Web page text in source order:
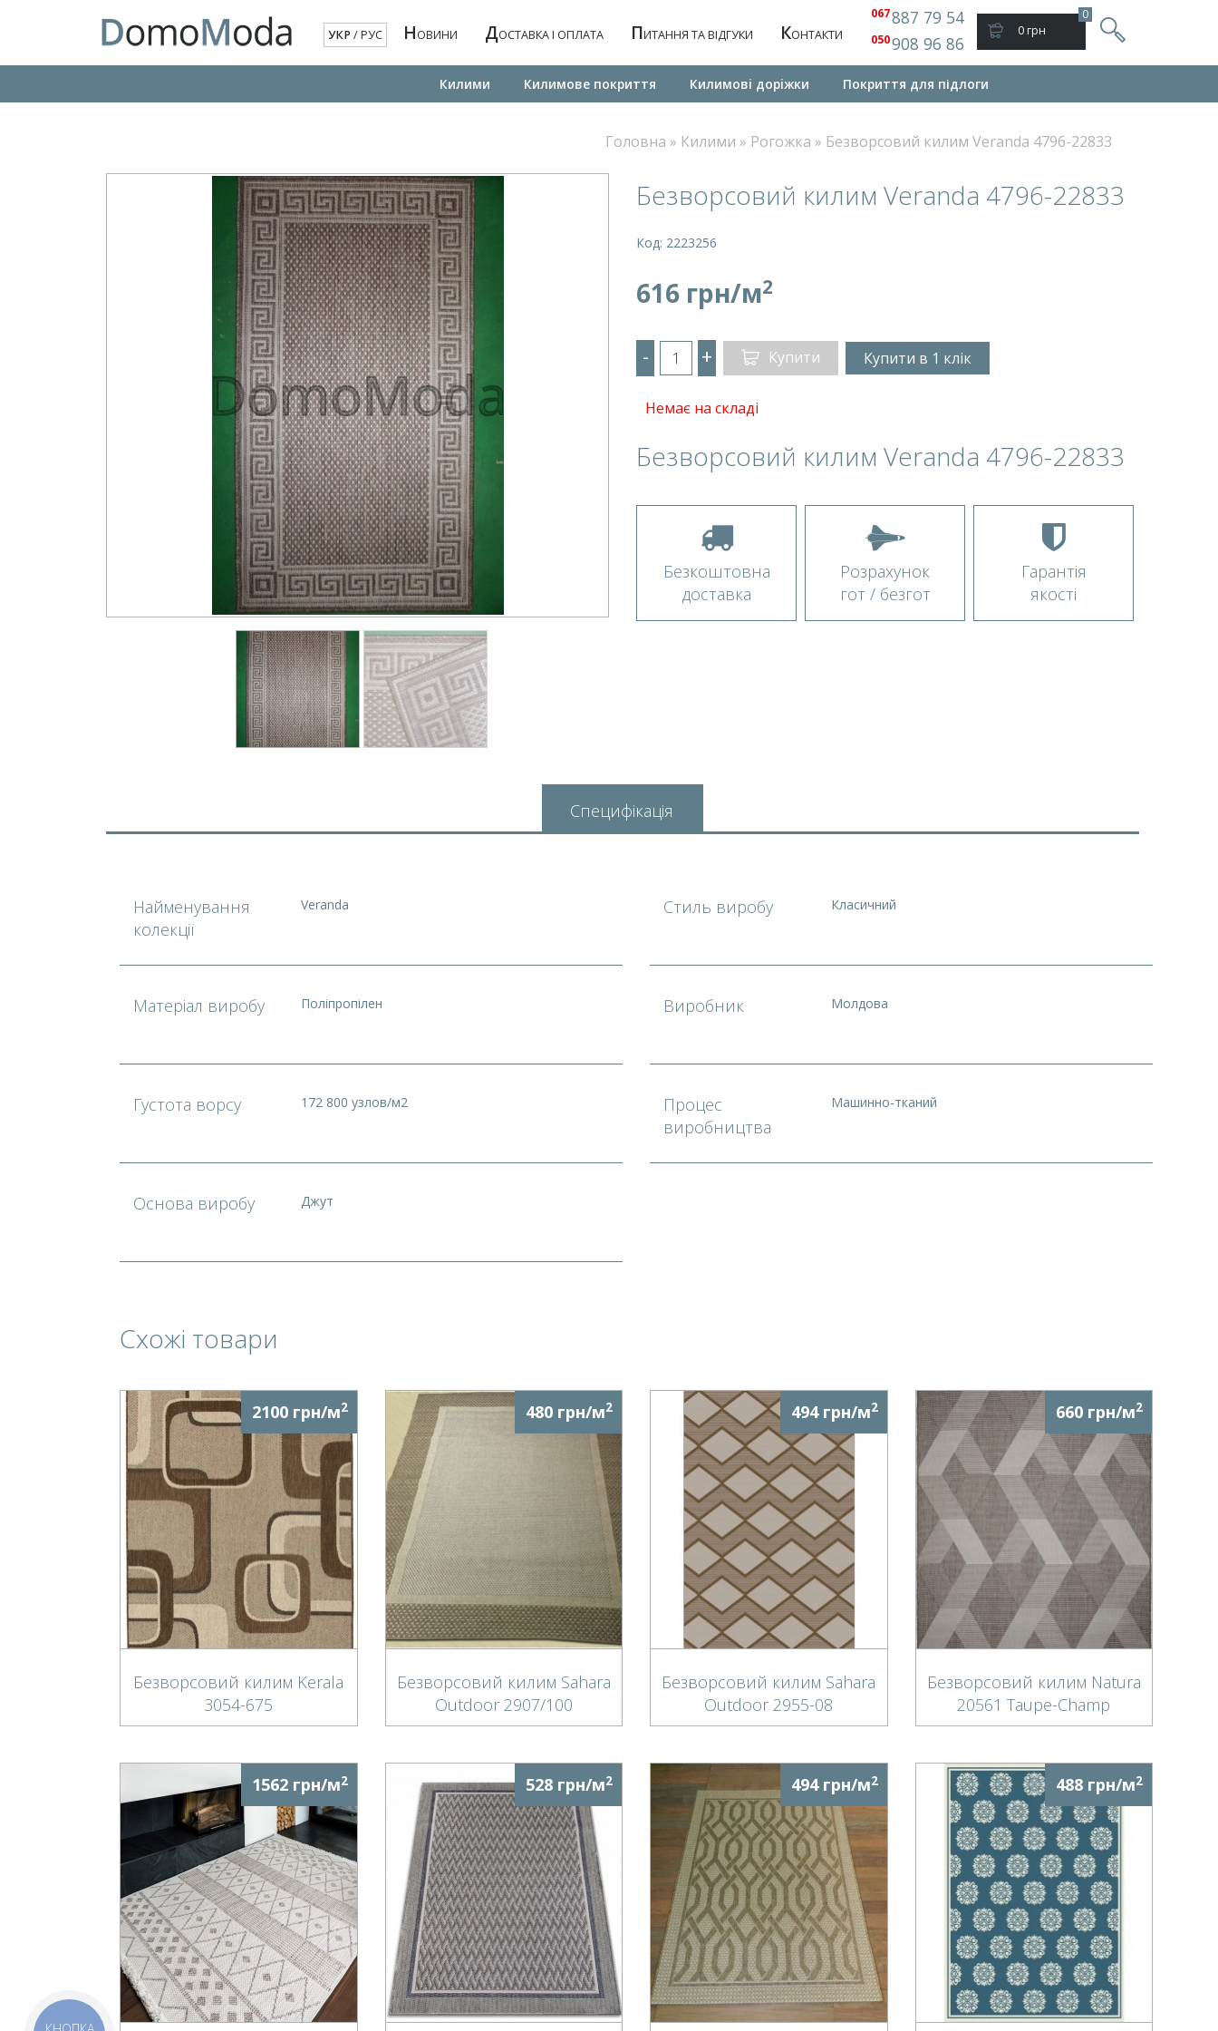
УКР /РУС НОВИНИ ДОСТАВКА І ОПЛАТА ПИТАННЯ ТА ВІДГУКИ КОНТАКТИ
Килими Килимове покриття Килимовi дорiжки Покриття для підлоги
067887 79 54
050908 96 86
0
0 грн
Головна » Килими » Рогожка » Безворсовий килим Veranda 4796-22833
Безворсовий килим Veranda 4796-22833
Код: 2223256
616 грн/м2
- + Купити Купити в 1 клік
Немає на складі
Безворсовий килим Veranda 4796-22833
Безкоштовна
доставка
Розрахунок
гот / безгот
Гарантія
якості
Специфікація
Найменування
колекції
Veranda
Матеріал виробу Поліпропілен
Густота ворсу 172 800 узлов/м2
Основа виробу Джут
Стиль виробу Класичний
Виробник Молдова
Процес
виробництва
Машинно-тканий
Схожі товари
2100 грн/м2
Безворсовий килим Kerala
3054-675
480 грн/м2
Безворсовий килим Sahara
Outdoor 2907/100
494 грн/м2
Безворсовий килим Sahara
Outdoor 2955-08
660 грн/м2
Безворсовий килим Natura
20561 Taupe-Champ
1562 грн/м2 528 грн/м2 494 грн/м2 488 грн/м2